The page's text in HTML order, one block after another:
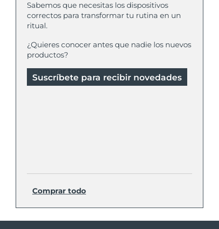
Sabemos que necesitas los dispositivos
correctos para transformar tu rutina en un
ritual.
¿Quieres conocer antes que nadie los nuevos
productos?
Suscríbete para recibir novedades
Comprar todo